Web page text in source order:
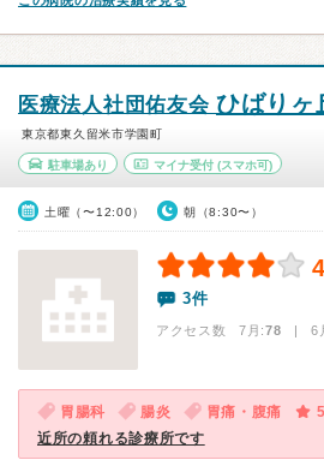
医療法人社団佑友会 ひばりヶ
東京都東久留米市学園町
駐車場あり マイナ受付(スマホ可)
土曜（〜12:00） 朝（8:30〜）
3件
アクセス数 7月:78 | 6
胃腸科 腸炎 胃痛・腹痛
近所の頼れる診療所です